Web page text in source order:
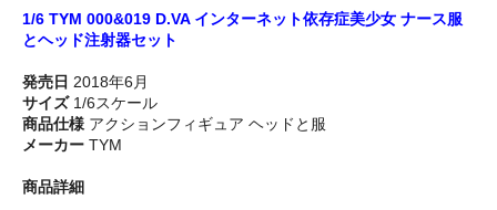
1/6 TYM 000&019 D.VA インターネット依存症美少女 ナース服
とヘッド注射器セット
発売日 2018年6月
サイズ1/6スケール
商品仕様 アクションフィギュア ヘッドと服
メーカー TYM
商品詳細